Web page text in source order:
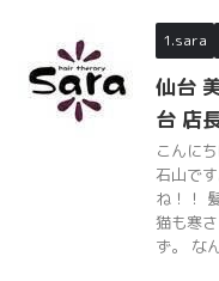
1.sara
仙台
台 店
こんに
石山で
ね！！
猫も寒
ず。 な